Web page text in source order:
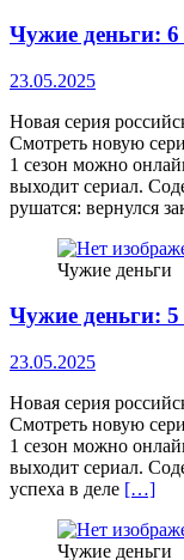
Чужие деньги: 6
23.05.2025
Новая серия
Смотреть новую
1 сезон можно
выходит сериал.
рушатся: вернулся
Чужие деньги
Чужие деньги: 5
23.05.2025
Новая серия
Смотреть новую
1 сезон можно
выходит сериал.
успеха в деле […]
Чужие деньги